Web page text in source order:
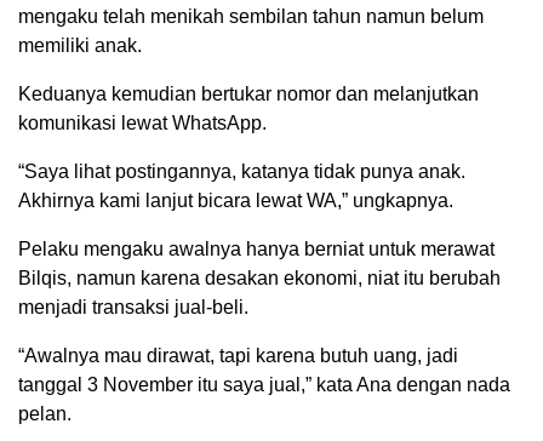
mengaku telah menikah sembilan tahun namun belum
memiliki anak.
Keduanya kemudian bertukar nomor dan melanjutkan
komunikasi lewat WhatsApp.
“Saya lihat postingannya, katanya tidak punya anak.
Akhirnya kami lanjut bicara lewat WA,” ungkapnya.
Pelaku mengaku awalnya hanya berniat untuk merawat
Bilqis, namun karena desakan ekonomi, niat itu berubah
menjadi transaksi jual-beli.
“Awalnya mau dirawat, tapi karena butuh uang, jadi
tanggal 3 November itu saya jual,” kata Ana dengan nada
pelan.